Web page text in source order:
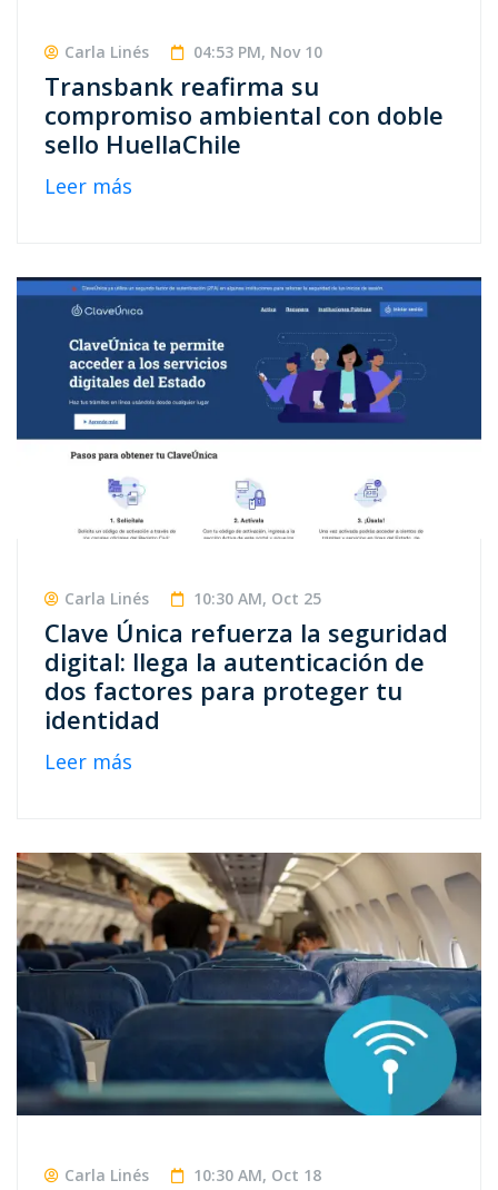
Carla Linés 04:53 PM, Nov 10
Transbank reafirma su
compromiso ambiental con doble
sello HuellaChile
Leer más
Carla Linés 10:30 AM, Oct 25
Clave Única refuerza la seguridad
digital: llega la autenticación de
dos factores para proteger tu
identidad
Leer más
Carla Linés 10:30 AM, Oct 18